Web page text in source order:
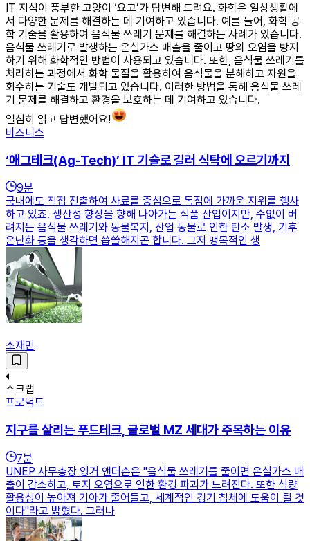
IT 지식이 풍부한 고양이 ‘요고’가 답변해 드려요. 화학은 일상생활에
서 다양한 문제를 해결하는 데 기여하고 있습니다. 예를 들어, 화학 공
학 기술을 활용하여 음식물 쓰레기 문제를 해결하는 사례가 있습니다.
음식물 쓰레기로 발생하는 온실가스 배출을 줄이고 땅의 오염을 방지
하기 위해 화학적인 방법이 사용되고 있습니다. 또한, 음식물 쓰레기를
처리하는 과정에서 화학 물질을 활용하여 음식물을 분해하고 자원을
회수하는 기술도 개발되고 있습니다. 이러한 방법을 통해 음식물 쓰레
기 문제를 해결하고 환경을 보호하는 데 기여하고 있습니다.
열심히 읽고 답변했어요!
비즈니스
‘애그테크(Ag-Tech)’ IT 기술로 길러 식탁에 오르기까지
9분
국내에도 직접 진출하여 사료를 중심으로 독점에 가까운 지위를 행사
하고 있죠. 생산성 향상을 향해 나아가는 식품 산업이지만, 수없이 버
려지는 음식물 쓰레기와 동물복지, 산업 동물로 인한 탄소 발생, 기후
온난화 등을 생각하면 씁쓸해지곤 합니다. 그저 맹목적인 생
소재민
스크랩
프로덕트
지구를 살리는 푸드테크, 글로벌 MZ 세대가 주목하는 이유
7분
UNEP 사무총장 잉거 앤더슨은 "음식물 쓰레기를 줄이면 온실가스 배
출이 감소하고, 토지 오염으로 인한 환경 파괴가 느려진다. 또한 식량
활용성이 높아져 기아가 줄어들고, 세계적인 경기 침체에 도움이 될 것
이다"라고 밝혔다. 그러나